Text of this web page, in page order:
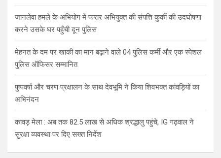
जानलेवा हमले के अभियोग मे फरार अभियुक्त की संपत्ति कुर्की की उदघोषणा
करने उसके घर पहुँची दून पुलिस
मेहनत के दम पर खाकी का मान बढ़ाने वाले 04 पुलिस कर्मी और एक स्पेशल
पुलिस ऑफिसर सम्मानित
पुष्पवर्षा और चरण प्रक्षालन के साथ देवभूमि ने किया शिवभक्त कांवड़ियों का
अभिनंदन
कावड़ मेला : अब तक 82.5 लाख से अधिक श्रद्धालु पहुंचे, IG गढ़वाल ने
सुरक्षा व्यवस्था पर दिए सख्त निर्देश